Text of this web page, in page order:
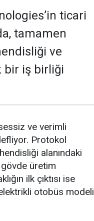
ticari
tamamen
ve
bir iş birliği
ve verimli
Protokol
alanındaki
gövde üretim
ilk çıktısı ise
otobüs modeli